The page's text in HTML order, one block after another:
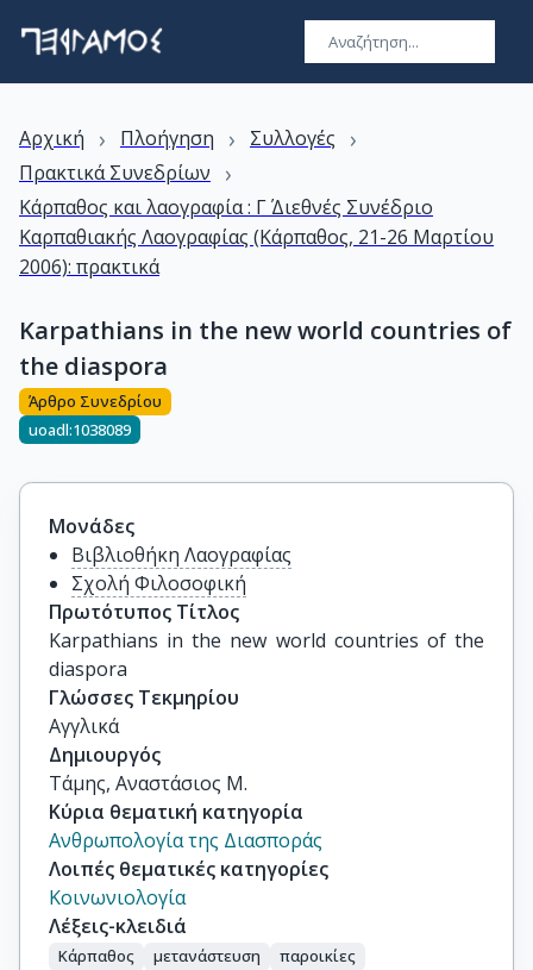
Αρχική › Πλοήγηση › Συλλογές ›
Πρακτικά Συνεδρίων ›
Κάρπαθος και λαογραφία : Γ΄ Διεθνές Συνέδριο
Καρπαθιακής Λαογραφίας (Κάρπαθος, 21-26 Μαρτίου
2006): πρακτικά
Karpathians in the new world countries of
the diaspora
Άρθρο Συνεδρίου
uoadl:1038089
Μονάδες
Βιβλιοθήκη Λαογραφίας
Σχολή Φιλοσοφική
Πρωτότυπος Τίτλος
Karpathians in the new world countries of the
diaspora
Γλώσσες Τεκμηρίου
Αγγλικά
Δημιουργός
Τάμης, Αναστάσιος Μ.
Κύρια θεματική κατηγορία
Ανθρωπολογία της Διασποράς
Λοιπές θεματικές κατηγορίες
Κοινωνιολογία
Λέξεις-κλειδιά
Κάρπαθος μετανάστευση παροικίες